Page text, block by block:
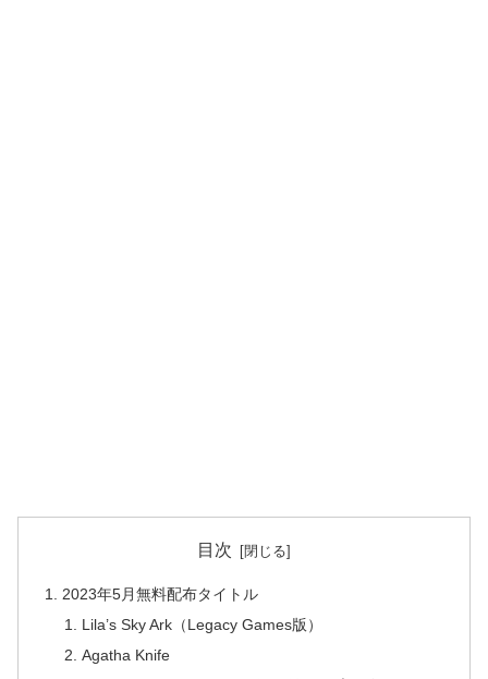
目次
2023年5月無料配布タイトル
Lila’s Sky Ark（Legacy Games版）
Agatha Knife